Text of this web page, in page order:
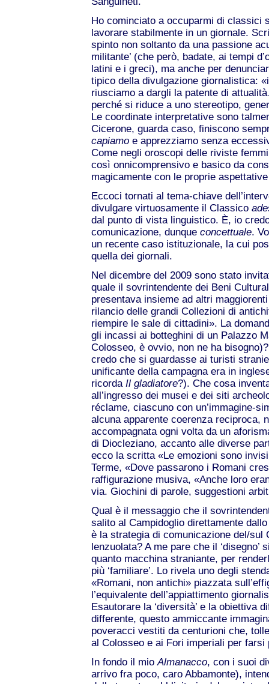
Ho cominciato a occuparmi di classici
lavorare stabilmente in un giornale.
spinto non soltanto da una passione
militante’ (che però, badate, ai tempi
latini e i greci), ma anche per
tipico della divulgazione giornalistica:
riusciamo a dargli la patente di
perché si riduce a uno stereotipo,
Le coordinate interpretative sono
Cicerone, guarda caso, finiscono
capiamo e apprezziamo senza
Come negli oroscopi delle riviste
così onnicomprensivo e basico da
magicamente con le proprie
Eccoci tornati al tema-chiave
divulgare virtuosamente il Classico
dal punto di vista linguistico. È, io
comunicazione, dunque concettuale.
un recente caso istituzionale, la cui
quella dei giornali.
Nel dicembre del 2009 sono stato
quale il sovrintendente dei Beni
presentava insieme ad altri
rilancio delle grandi Collezioni di
riempire le sale di cittadini». La
gli incassi ai botteghini di un Palazzo
Colosseo, è ovvio, non ne ha
credo che si guardasse ai turisti
unificante della campagna era in
ricorda Il gladiatore?). Che cosa
all’ingresso dei musei e dei siti
réclame, ciascuno con un’immagine-
alcuna apparente coerenza reciproca,
accompagnata ogni volta da un
di Diocleziano, accanto alle diverse
ecco la scritta «Le emozioni sono
Terme, «Dove passarono i Romani
raffigurazione musiva, «Anche loro
via. Giochini di parole, suggestioni
Qual è il messaggio che il
salito al Campidoglio direttamente
è la strategia di comunicazione del/sul
lenzuolata? A me pare che il ‘disegno’
quanto macchina straniante, per
più ‘familiare’. Lo rivela uno degli
«Romani, non antichi» piazzata
l’equivalente dell’appiattimento
Esautorare la ‘diversità’ e la obiettiva
differente, questo ammiccante
poveracci vestiti da centurioni che,
al Colosseo e ai Fori imperiali per
In fondo il mio Almanacco, con i suoi
arrivo fra poco, caro Abbamonte),